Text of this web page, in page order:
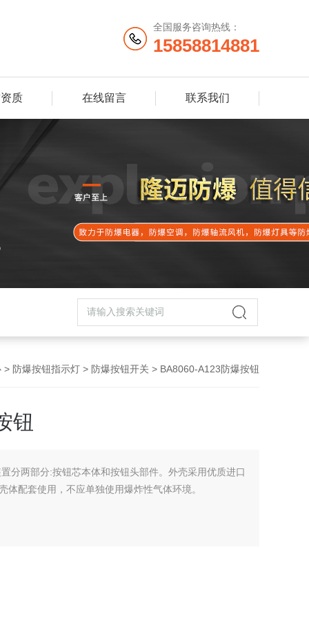
全国服务咨询热线：
15858814881
质 在线留言 联系我们
> 防爆按钮指示灯 > 防爆按钮开关 > BA8060-A123防爆按钮
钮
分两部分:按钮芯本体和按钮头部件。外壳采用优质进口
配套使用，不应单独使用爆炸性气体环境。